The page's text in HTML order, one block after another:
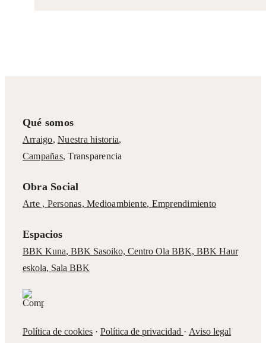
Qué somos
Arraigo,Nuestra historia,
Campañas, Transparencia
Obra Social
Arte , Personas,Medioambiente, Emprendimiento
Espacios
BBK Kuna, BBK Sasoiko, Centro Ola BBK, BBK Haur
eskola, Sala BBK
Política de cookies· Política de privacidad · Aviso legal